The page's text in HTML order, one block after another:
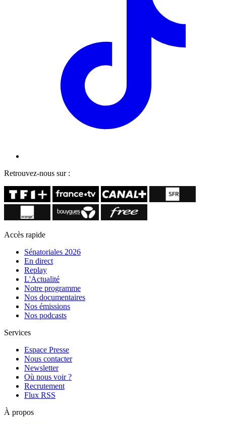
Retrouvez-nous sur :
Accès rapide
Sénatoriales 2026
En direct
Replay
L'Actualité
Notre programme
Nos documentaires
Nos émissions
Nos podcasts
Services
Espace Presse
Nous contacter
Newsletter
Où nous voir ?
Recrutement
Flux RSS
À propos